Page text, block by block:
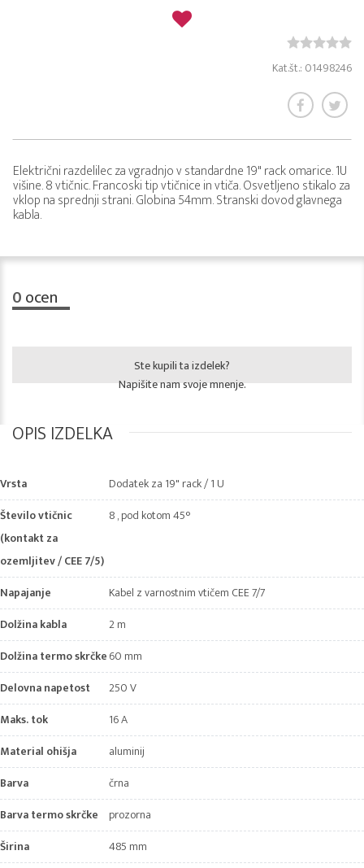
Kat.št.: 01498246
Električni razdelilec za vgradnjo v standardne 19" rack omarice. 1U
višine. 8 vtičnic. Francoski tip vtičnice in vtiča. Osvetljeno stikalo za
vklop na sprednji strani. Globina 54mm. Stranski dovod glavnega
kabla.
0ocen
Ste kupili ta izdelek?
Napišite nam svoje mnenje.
OPIS IZDELKA
Vrsta
Dodatek za 19" rack / 1 U
Število vtičnic
(kontakt za
ozemljitev / CEE 7/5)
8 , pod kotom 45°
Napajanje
Kabel z varnostnim vtičem CEE 7/7
Dolžina kabla
2 m
Dolžina termo skrčke60 mm
Delovna napetost
250 V
Maks. tok
16 A
Material ohišja
aluminij
Barva
črna
Barva termo skrčke
prozorna
Širina
485 mm